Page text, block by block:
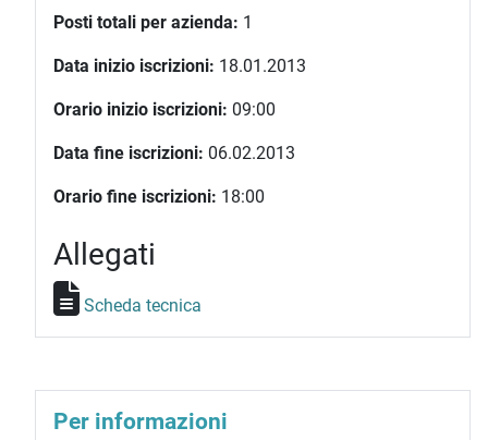
Posti totali per azienda: 1
Data inizio iscrizioni: 18.01.2013
Orario inizio iscrizioni: 09:00
Data fine iscrizioni: 06.02.2013
Orario fine iscrizioni: 18:00
Allegati
Scheda tecnica
Per informazioni